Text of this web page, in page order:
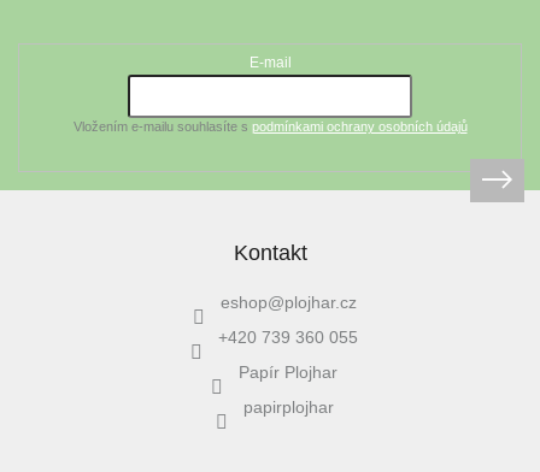
E-mail
Vložením e-mailu souhlasíte s podmínkami ochrany osobních údajů
Kontakt
eshop@plojhar.cz
+420 739 360 055
Papír Plojhar
papirplojhar